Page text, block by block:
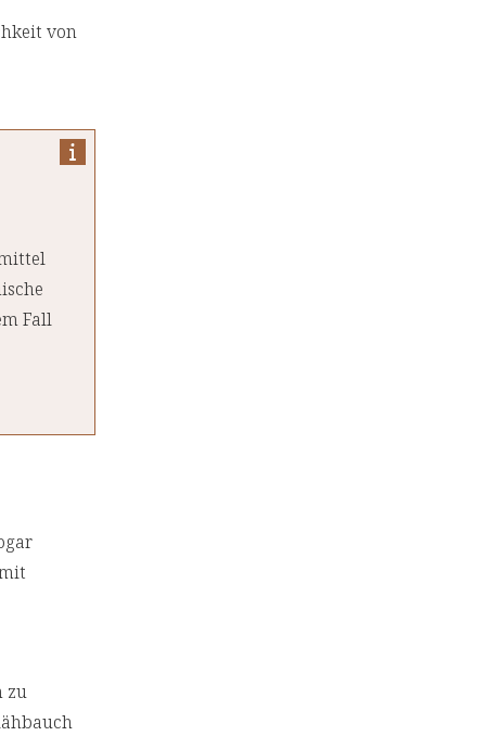
von
Fall
zu